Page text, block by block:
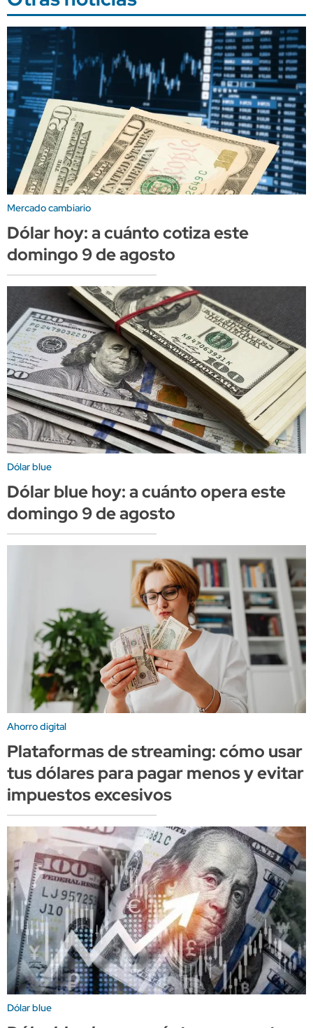
Mercado cambiario
Dólar hoy: a cuánto cotiza este
domingo 9 de agosto
Dólar blue
Dólar blue hoy: a cuánto opera este
domingo 9 de agosto
Ahorro digital
Plataformas de streaming: cómo usar
tus dólares para pagar menos y evitar
impuestos excesivos
Dólar blue